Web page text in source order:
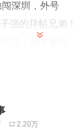
深圳，外号
强的拜帖兄弟！
天花板级人物。
大哥的传奇一
，每天晚上6点
2.20万